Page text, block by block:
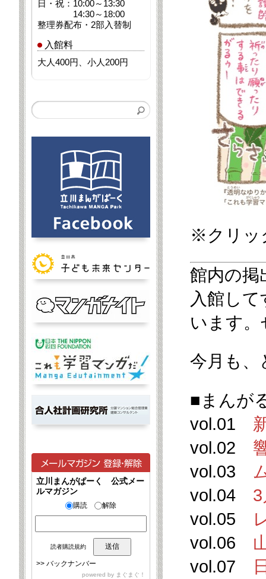
※クリッ
館内の掲
入館し
います
今月も、
■まんが
vol.01
vol.02
vol.03
vol.04
vol.05
vol.06
vol.07
日・祝：10:00～13:30
14:30～18:00
整理券配布・2部入替制
入館料
大人400円、小人200円
立川まんがぱーく 公式メー
ルマガジン
購読 解除
読者購読規約
>> バックナンバー
powered by まぐまぐ！